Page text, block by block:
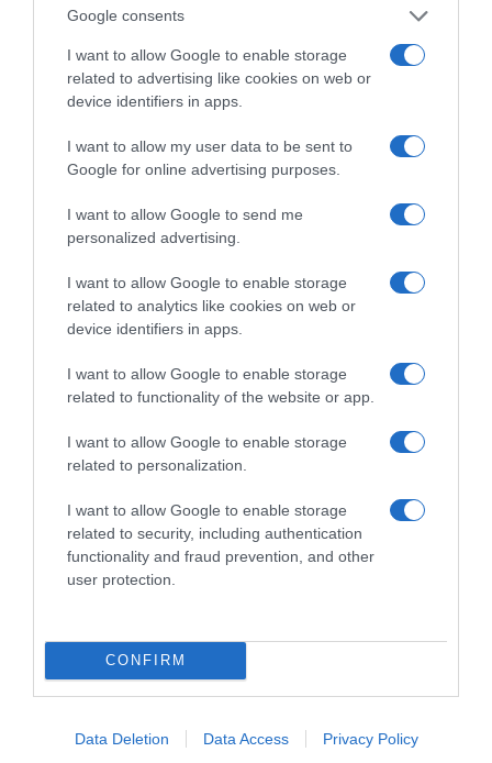
Google consents
I want to allow Google to enable storage
related to advertising like cookies on web or
device identifiers in apps.
I want to allow my user data to be sent to
Google for online advertising purposes.
I want to allow Google to send me
personalized advertising.
I want to allow Google to enable storage
related to analytics like cookies on web or
device identifiers in apps.
I want to allow Google to enable storage
related to functionality of the website or app.
I want to allow Google to enable storage
related to personalization.
I want to allow Google to enable storage
related to security, including authentication
functionality and fraud prevention, and other
user protection.
CONFIRM
Data Deletion Data Access Privacy Policy
Μαρινάκη
«Μαγειρέματα»,
Ψηφιακοί Πόλεμοι και
ένα… Τσουνάμι
που Ανακάτεψε την
Τράπουλα των
YouTube: Ο Δήμος
Βερύκιος ανοίγει τα